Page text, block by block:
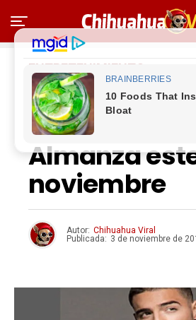
ENTRETENIMIENTO
Viene
Estadio
Almanza
noviembre
Autor: Chihuahua Viral
Publicada: 3 de noviembre de